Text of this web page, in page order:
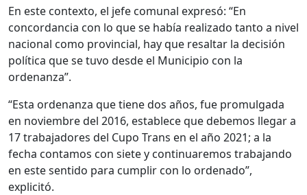
En este contexto, el jefe comunal expresó: “En
concordancia con lo que se había realizado tanto a nivel
nacional como provincial, hay que resaltar la decisión
política que se tuvo desde el Municipio con la
ordenanza”.
“Esta ordenanza que tiene dos años, fue promulgada
en noviembre del 2016, establece que debemos llegar a
17 trabajadores del Cupo Trans en el año 2021; a la
fecha contamos con siete y continuaremos trabajando
en este sentido para cumplir con lo ordenado”,
explicitó.